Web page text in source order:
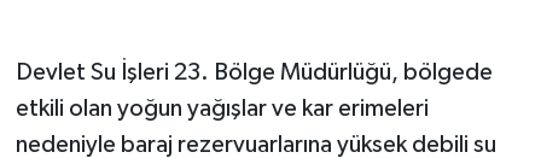
Devlet Su İşleri 23. Bölge Müdürlüğü, bölgede
etkili olan yoğun yağışlar ve kar erimeleri
nedeniyle baraj rezervuarlarına yüksek debili su